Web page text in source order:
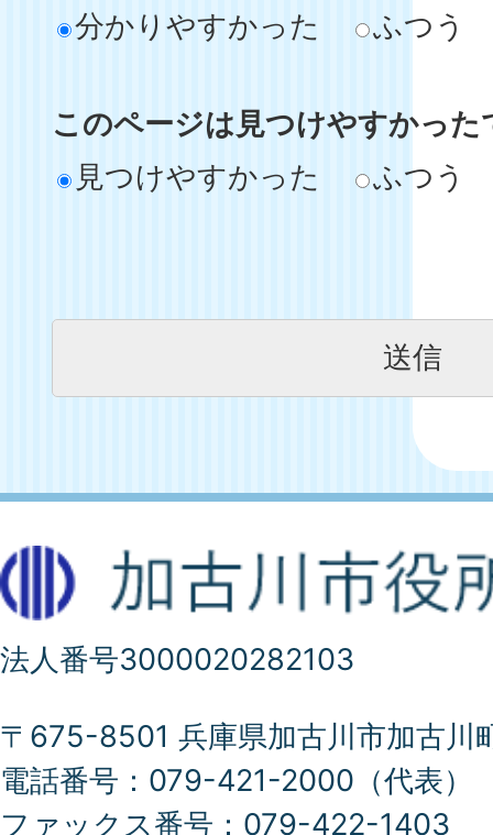
分かりやすかった
ふつう
このページは見つけやすかった
見つけやすかった
ふつう
法人番号3000020282103
〒675-8501 兵庫県加古川市加古川
電話番号：079-421-2000（代表）
ファックス番号：079-422-1403